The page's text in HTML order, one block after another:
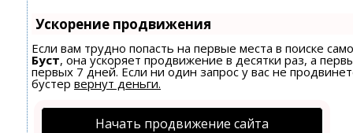
Ускорение продвижения
Если вам трудно попасть на первые места в поиске
Буст, она ускоряет продвижение в десятки раз, а
первых 7 дней. Если ни один запрос у вас не
бустер вернут деньги.
Начать продвижение сайта